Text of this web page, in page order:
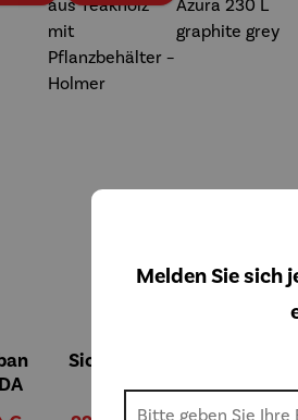
Sichtschu
Pflanzspal
ne
Kompletts
Melden Sie sich